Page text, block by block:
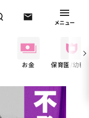
メニュー
お金 保育園/幼稚